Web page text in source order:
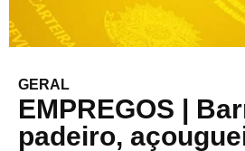
GERAL
EMPREGOS |
padeiro,